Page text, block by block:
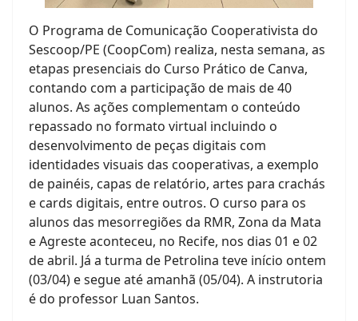
O Programa de Comunicação Cooperativista do
Sescoop/PE (CoopCom) realiza, nesta semana, as
etapas presenciais do Curso Prático de Canva,
contando com a participação de mais de 40
alunos. As ações complementam o conteúdo
repassado no formato virtual incluindo o
desenvolvimento de peças digitais com
identidades visuais das cooperativas, a exemplo
de painéis, capas de relatório, artes para crachás
e cards digitais, entre outros. O curso para os
alunos das mesorregiões da RMR, Zona da Mata
e Agreste aconteceu, no Recife, nos dias 01 e 02
de abril. Já a turma de Petrolina teve início ontem
(03/04) e segue até amanhã (05/04). A instrutoria
é do professor Luan Santos.